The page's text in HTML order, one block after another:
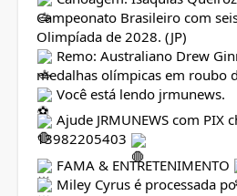
Campeonato Brasileiro com
Olimpíada de 2028. (JP)
Remo: Australiano Drew
medalhas olímpicas em roubo
Você está lendo jrmunews.
Ajude JRMUNEWS com PIX
13982205403
FAMA & ENTRETENIMENTO
Miley Cyrus é processada